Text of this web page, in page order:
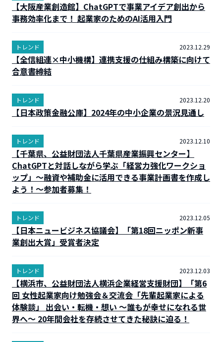
【大阪産業創造館】ChatGPTで事業アイデア創出から
事務効率化まで！ 起業家のためのAI活用入門
トレンド 2023.12.29
【全信組連×中小機構】連携支援の仕組み構築に向けて
合意書締結
トレンド 2023.12.20
【日本政策金融公庫】2024年の中小企業の景況見通し
トレンド 2023.12.10
【千葉県、公益財団法人千葉県産業振興センター】
ChatGPTと対話しながら学ぶ「経営力強化ワークショ
ップ」～融資や補助金に活用できる事業計画書を作成し
よう！～参加者募集！
トレンド 2023.12.05
【日本ニュービジネス協議会】「第18回ニッポン新事
業創出大賞」受賞者決定
トレンド 2023.12.03
【横浜市、公益財団法人横浜企業経営支援財団】「第6
回 女性起業家向け勉強会＆交流会「先輩起業家による
体験談」 出会い・転機・想い ～誰もが幸せになれる世
界へ～ 20年間会社を存続させてきた秘訣に迫る！